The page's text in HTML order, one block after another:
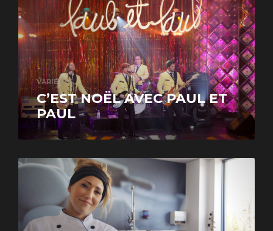
VARIÉTÉS
C’EST NOËL AVEC PAUL ET
PAUL